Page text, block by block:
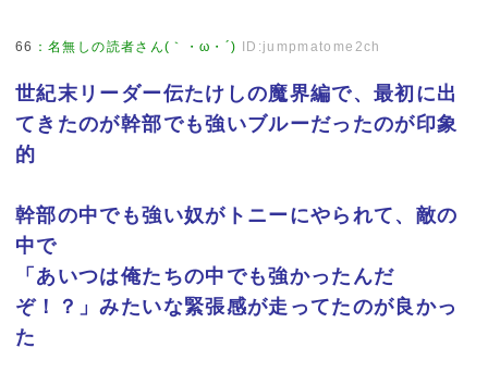
66 ：名無しの読者さん(｀・ω・´) ID:jumpmatome2ch
世紀末リーダー伝たけしの魔界編で、最初に出
てきたのが幹部でも強いブルーだったのが印象
的
幹部の中でも強い奴がトニーにやられて、敵の
中で
「あいつは俺たちの中でも強かったんだ
ぞ！？」みたいな緊張感が走ってたのが良かっ
た